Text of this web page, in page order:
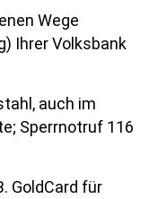
Wege
Ihrer Volksbank
auch im
Sperrnotruf 116
GoldCard für